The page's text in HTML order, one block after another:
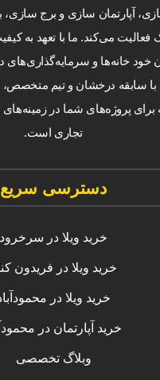
آپارتمان سازی و برج سازی،
فعالیت می‌کند. ما با تعهد به
خود خانه‌ها و سرمایه‌گذاری‌های
سابقه درخشان و تیم متخصص،
برای پروژه‌های شما در
تجاری است.
دسترسی سریع
خرید ویلا در سرخرود
خرید ویلا در فریدون
خرید ویلا در
خرید آپارتمان در
وبلاگ تخصصی